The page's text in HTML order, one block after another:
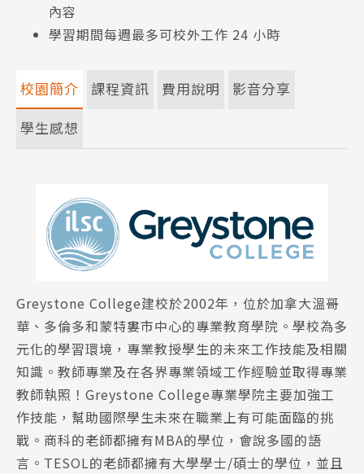
內容
學習期間每週最多可校外工作 24 小時
校園簡介
Greystone College建校於2002年，位於加拿大溫哥
華、多倫多和蒙特婁市中心的專業教育學院。學校為多
元化的學習環境，專業教授學生的未來工作技能及相關
知識。教師專業及在各界專業領域工作經驗並取得專業
教師執照！Greystone College專業學院主要加強工
作技能，幫助國際學生未來在職業上有可能面臨的挑
戰。商科的老師都擁有MBA的學位，會說多國的語
言。TESOL的老師都擁有大學學士/碩士的學位，並且
課程資訊 費用說明
影音分享
學生感想